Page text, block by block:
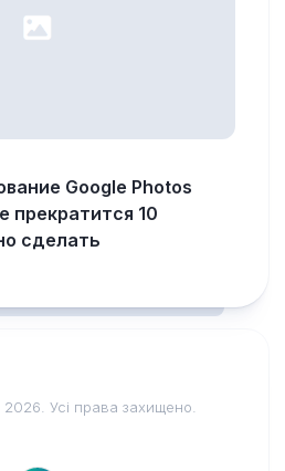
Google Photos
прекратится 10
сделать
Усі права захищено.